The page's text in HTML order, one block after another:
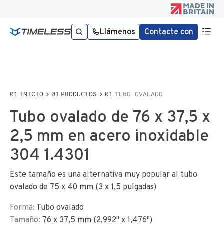
Llámenos Contacte con
INICIO PRODUCTOS TUBO OVALADO
Tubo ovalado de 76 x 37,5 x
2,5 mm en acero inoxidable
304 1.4301
Este tamaño es una alternativa muy popular al tubo
ovalado de 75 x 40 mm (3 x 1,5 pulgadas)
Forma: Tubo ovalado
Tamaño: 76 x 37,5 mm (2,992" x1,476")